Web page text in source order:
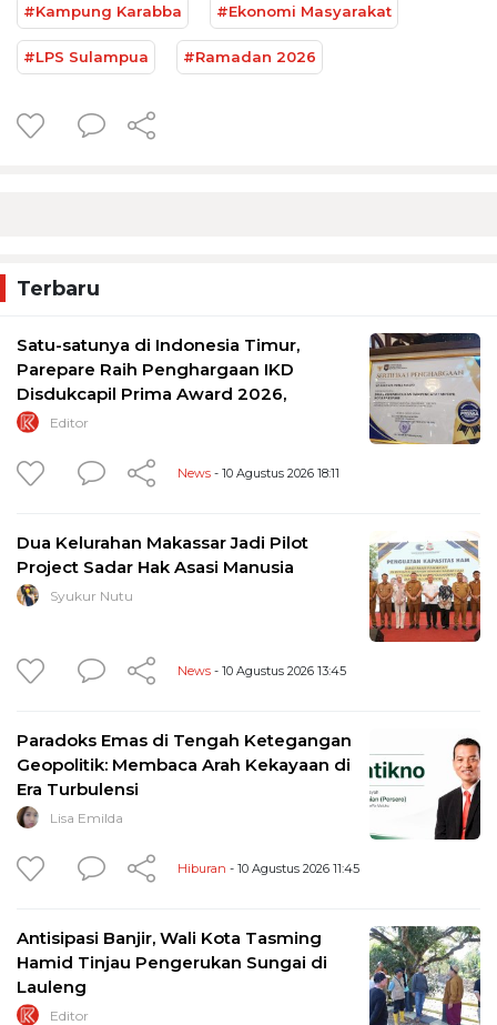
#Kampung Karabba #Ekonomi Masyarakat
#LPS Sulampua #Ramadan 2026
Terbaru
Satu-satunya di Indonesia Timur,
Parepare Raih Penghargaan IKD
Disdukcapil Prima Award 2026,
Editor
News - 10 Agustus 2026 18:11
Dua Kelurahan Makassar Jadi Pilot
Project Sadar Hak Asasi Manusia
Syukur Nutu
News - 10 Agustus 2026 13:45
Paradoks Emas di Tengah Ketegangan
Geopolitik: Membaca Arah Kekayaan di
Era Turbulensi
Lisa Emilda
Hiburan - 10 Agustus 2026 11:45
Antisipasi Banjir, Wali Kota Tasming
Hamid Tinjau Pengerukan Sungai di
Lauleng
Editor